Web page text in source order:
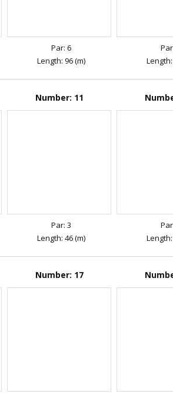
Par: 6
Length: 96 (m)
Number: 11
Par: 3
Length: 46 (m)
Number: 17